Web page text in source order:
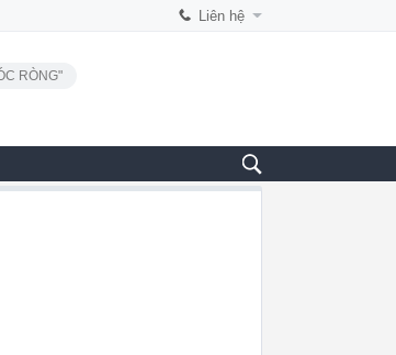
Liên hệ
RÒNG"